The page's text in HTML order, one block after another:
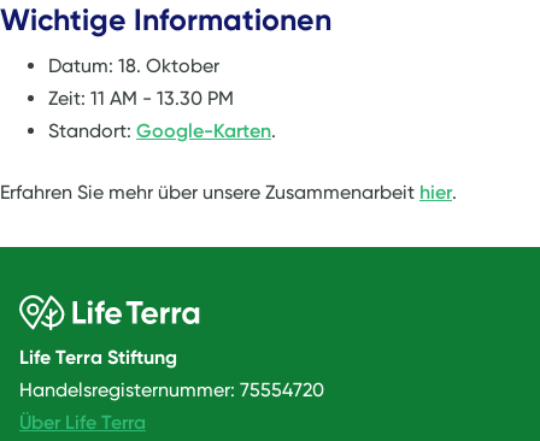
Wichtige Informationen
Datum: 18. Oktober
Zeit: 11 AM - 13.30 PM
Standort: Google-Karten.
Erfahren Sie mehr über unsere Zusammenarbeit hier.
Life Terra Stiftung
Handelsregisternummer: 75554720
Über Life Terra